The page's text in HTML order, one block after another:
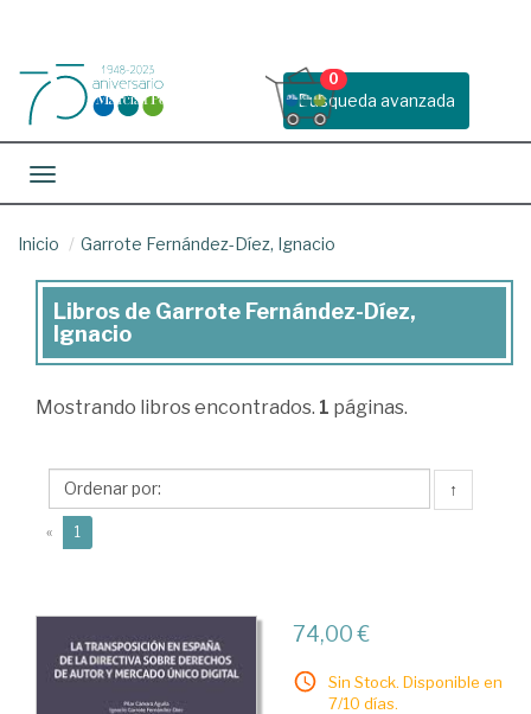
Busqueda avanzada
0
Toggle navigation
Inicio Garrote Fernández-Díez, Ignacio
Libros
de
Garrote
Díez,
Ignacio
Libros de Garrote Fernández-Díez,
Ignacio
Mostrando libros encontrados. 1 páginas.
↑
« 1
74,00 €
Sin Stock. Disponible en
7/10 días.